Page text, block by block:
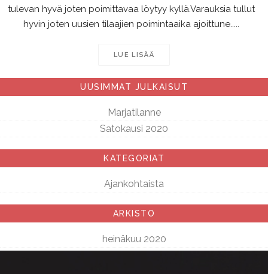
tulevan hyvä joten poimittavaa löytyy kyllä.Varauksia tullut
hyvin joten uusien tilaajien poimintaaika ajoittune.....
LUE LISÄÄ
UUSIMMAT JULKAISUT
Marjatilanne
Satokausi 2020
KATEGORIAT
Ajankohtaista
ARKISTO
heinäkuu 2020